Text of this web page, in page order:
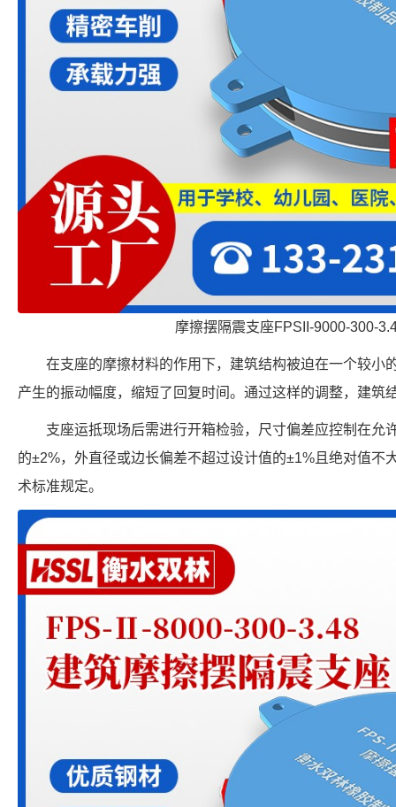
摩擦摆隔震支座FPSII-9000-300-
在支座的摩擦材料的作用下，建筑结构被迫在一个较小
产生的振动幅度，缩短了回复时间。通过这样的调整，建筑
支座运抵现场后需进行开箱检验，尺寸偏差应控制在允
的±2%，外直径或边长偏差不超过设计值的±1%且绝对值不
术标准规定。